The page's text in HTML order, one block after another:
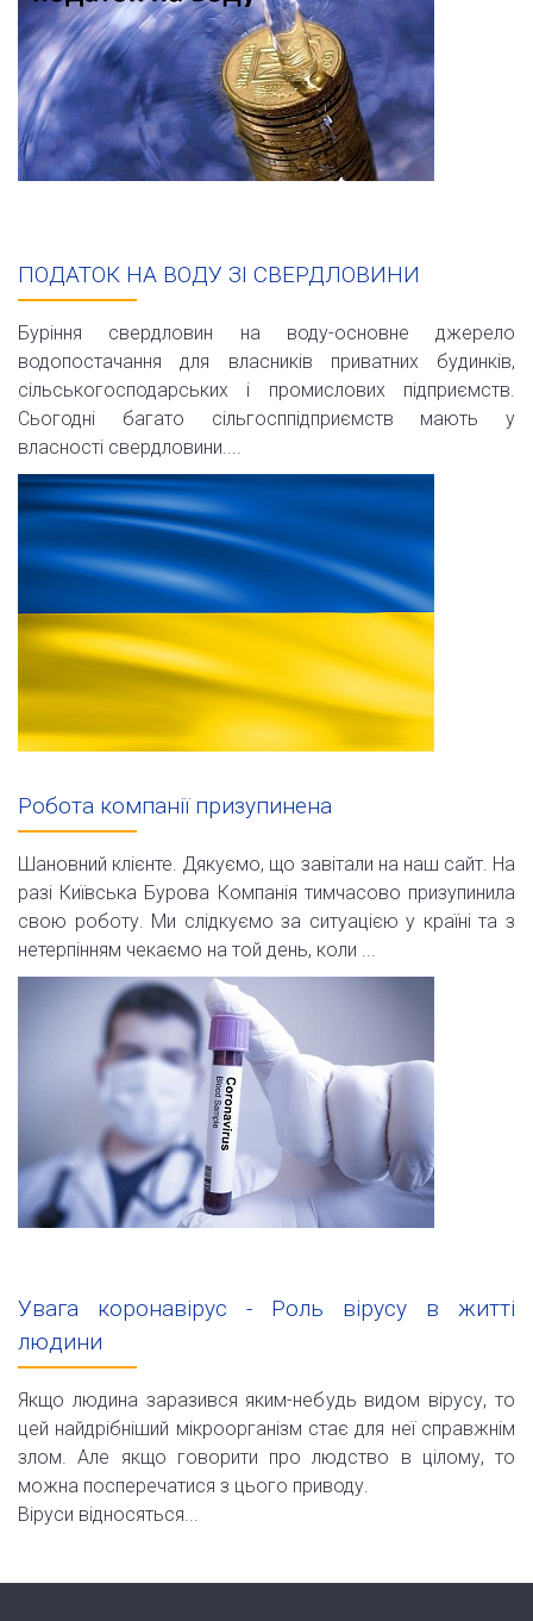
ПОДАТОК НА ВОДУ ЗІ СВЕРДЛОВИНИ
Буріння свердловин на воду-основне джерело
водопостачання для власників приватних будинків,
сільськогосподарських і промислових підприємств.
Сьогодні багато сільгосппідприємств мають у
власності свердловини....
Робота компанії призупинена
Шановний клієнте. Дякуємо, що завітали на наш сайт. На
разі Київська Бурова Компанія тимчасово призупинила
свою роботу. Ми слідкуємо за ситуацією у країні та з
нетерпінням чекаємо на той день, коли ...
Увага коронавірус - Роль вірусу в житті
людини
Якщо людина заразився яким-небудь видом вірусу, то
цей найдрібніший мікроорганізм стає для неї справжнім
злом. Але якщо говорити про людство в цілому, то
можна посперечатися з цього приводу.
Віруси відносяться...